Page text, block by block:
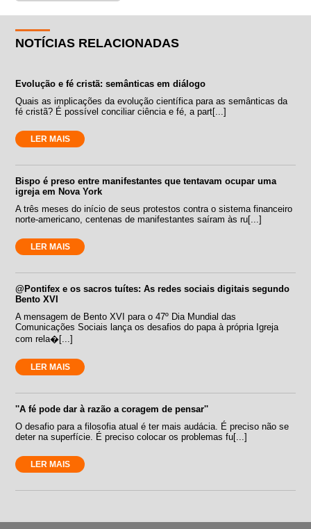
NOTÍCIAS RELACIONADAS
Evolução e fé cristã: semânticas em diálogo
Quais as implicações da evolução científica para as semânticas da
fé cristã? É possível conciliar ciência e fé, a part[...]
LER MAIS
Bispo é preso entre manifestantes que tentavam ocupar uma
igreja em Nova York
A três meses do início de seus protestos contra o sistema financeiro
norte-americano, centenas de manifestantes saíram às ru[...]
LER MAIS
@Pontifex e os sacros tuítes: As redes sociais digitais segundo
Bento XVI
A mensagem de Bento XVI para o 47º Dia Mundial das
Comunicações Sociais lança os desafios do papa à própria Igreja
com rela�[...]
LER MAIS
''A fé pode dar à razão a coragem de pensar''
O desafio para a filosofia atual é ter mais audácia. É preciso não se
deter na superfície. É preciso colocar os problemas fu[...]
LER MAIS